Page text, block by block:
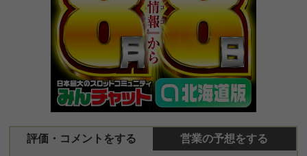
評価・コメントをする 営業の予想をする